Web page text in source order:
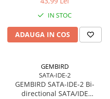
Proiectoare
Proiectoare Business
Proiectoare Consumer
Ventilatoare & Sisteme de Răcire
Accesorii componente
Unități optice
Blu-Ray, CD/DVD & Floppy Drives
Prize cu Protecție
USB & Card Readers
Cititoare de Carduri Usb
IN STOC
ADAUGA IN COS
GEMBIRD
SATA-IDE-2
GEMBIRD SATA-IDE-2 Bi-
directional SATA/IDE